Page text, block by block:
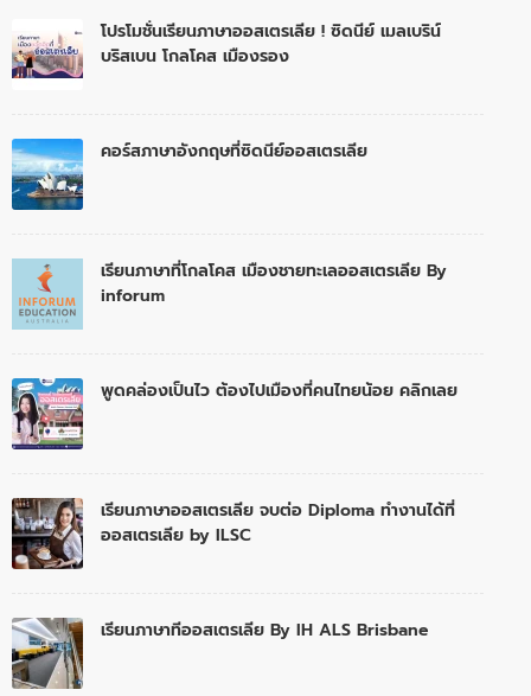
โปรโมชั่นเรียนภาษาออสเตรเลีย ! ซิดนีย์ เมลเบริน์
บริสเบน โกลโคส เมืองรอง
คอร์สภาษาอังกฤษที่ซิดนีย์ออสเตรเลีย
เรียนภาษาที่โกลโคส เมืองชายทะเลออสเตรเลีย By
inforum
พูดคล่องเป็นไว ต้องไปเมืองที่คนไทยน้อย คลิกเลย
เรียนภาษาออสเตรเลีย จบต่อ Diploma ทำงานได้ที่
ออสเตรเลีย by ILSC
เรียนภาษาทีออสเตรเลีย By IH ALS Brisbane